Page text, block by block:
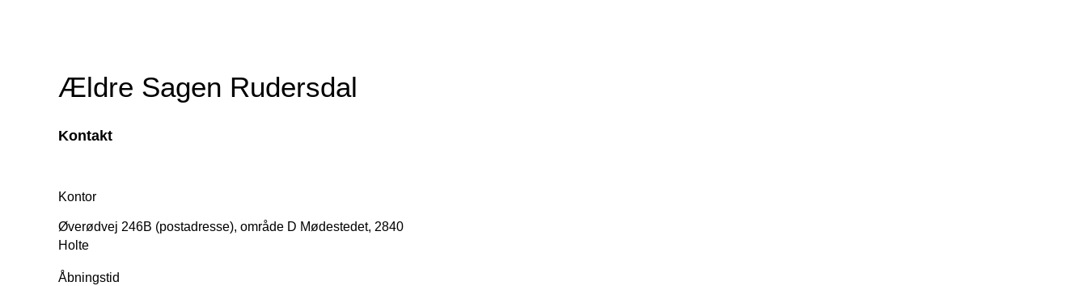
Ældre Sagen Rudersdal
Kontakt
Kontor
Øverødvej 246B (postadresse), område D Mødestedet, 2840
Holte
Åbningstid